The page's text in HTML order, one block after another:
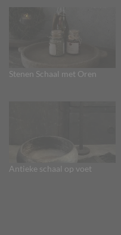
Stenen Schaal met Oren
Antieke schaal op voet